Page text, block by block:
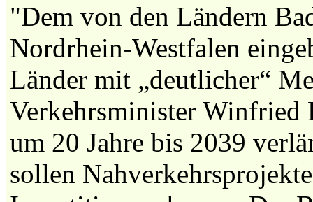
"Dem von den Ländern
Nordrhein-Westfalen
Länder mit „deutlicher“
Verkehrsminister Winfried
um 20 Jahre bis 2039
sollen